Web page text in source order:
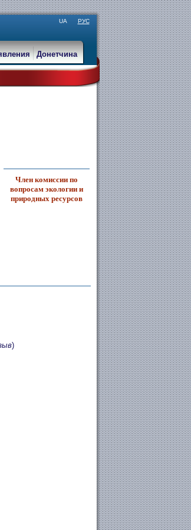
UA РУС
Донетчина
Член комиссии по
вопросам экологии и
природных ресурсов
)